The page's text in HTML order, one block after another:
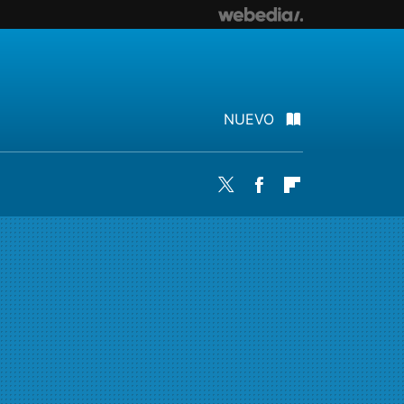
NUEVO
Twitter Facebook